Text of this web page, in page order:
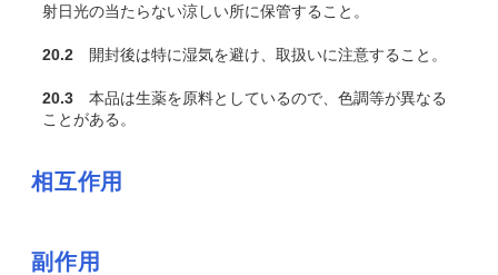
射日光の当たらない涼しい所に保管すること。
20.2 開封後は特に湿気を避け、取扱いに注意すること。
20.3 本品は生薬を原料としているので、色調等が異なる
ことがある。
相互作用
副作用